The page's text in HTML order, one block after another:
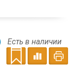
Есть в наличии